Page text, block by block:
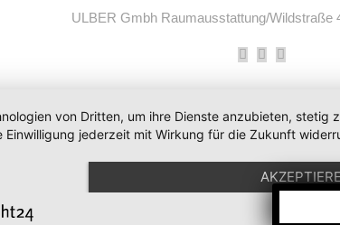
ULBER Gmbh Raumausstattung/Wildstraße
Facebook
Instagram
E-
von Dritten, um ihre Dienste anzubieten,
jederzeit mit Wirkung für die Zukunft